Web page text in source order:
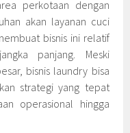
perkotaan dengan
akan layanan cuci
bisnis ini relatif
panjang. Meski
bisnis laundry bisa
strategi yang tepat
operasional hingga